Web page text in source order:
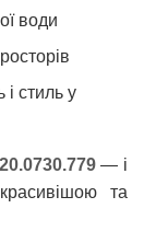
води
і стиль у
— і
та